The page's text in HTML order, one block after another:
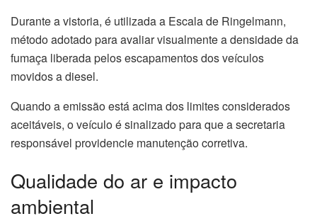
Durante a vistoria, é utilizada a Escala de Ringelmann,
método adotado para avaliar visualmente a densidade da
fumaça liberada pelos escapamentos dos veículos
movidos a diesel.
Quando a emissão está acima dos limites considerados
aceitáveis, o veículo é sinalizado para que a secretaria
responsável providencie manutenção corretiva.
Qualidade do ar e impacto
ambiental